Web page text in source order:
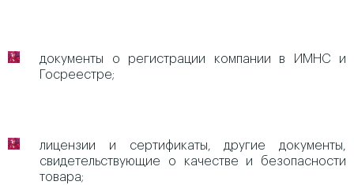
документы о регистрации компании в ИМНС и
Госреестре;
лицензии и сертификаты, другие документы,
свидетельствующие о качестве и безопасности
товара;